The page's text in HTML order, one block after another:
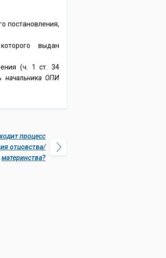
постановления,
выдан
(ч. 1 ст. 34
начальника ОПИ
процесс
отцовства/
материнства?